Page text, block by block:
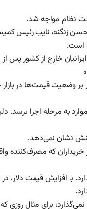
نظام مواجه شد.
است.
خارج از کشور پس
بر وضعیت قیمت‌ها در
به مرحله اجرا برسد.
نشان نمی‌دهد.
خریداران که مصرف‌کننده
با افزایش قیمت دلار،
برای مثال روزی